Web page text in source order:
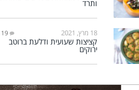
ותרד
18 מרץ, 2021 19
קציצות שעועית ודלעת ברוטב
ירוקים